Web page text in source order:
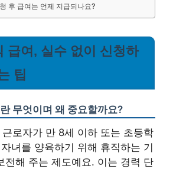
후 급여는 언제 지급되나요?
급여, 실수 없이 신청하
팁
무엇이며 왜 중요할까요?
로자가 만 8세 이하 또는 초등학
녀를 양육하기 위해 휴직하는 기
전해 주는 제도예요. 이는 경력 단